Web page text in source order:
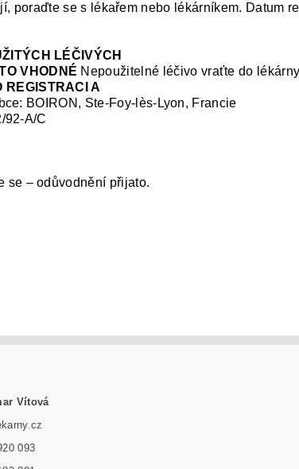
poraďte se s lékařem nebo lékárníkem. Datum
LÉČIVÝCH
VHODNÉ Nepoužitelné léčivo vraťte do
REGISTRACI A
BOIRON, Ste-Foy-lès-Lyon, Francie
92-A/C
se – odůvodnění přijato.
Vítová
093